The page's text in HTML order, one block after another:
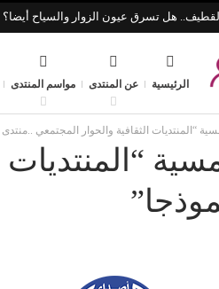
القطيف.. هل تسرق عيون الزوار والسياح أيضا؟
الرئيسية عن المنتدى مواسم المنتدى
“المنتديات الثقافية والحوار المجتمعي ..منتدى